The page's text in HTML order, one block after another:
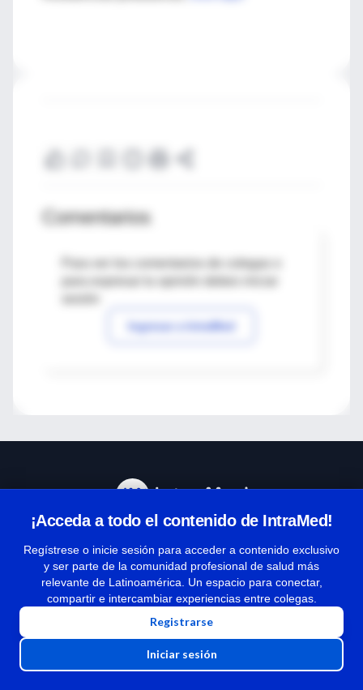
Comentarios
Para ver los comentarios de colegas o
Ingresar a IntraMed
¡Acceda a todo el contenido de IntraMed!
Regístrese o inicie sesión para acceder a contenido exclusivo
y ser parte de la comunidad profesional de salud más
relevante de Latinoamérica. Un espacio para conectar,
compartir e intercambiar experiencias entre colegas.
Registrarse
Iniciar sesión
Términos y condiciones
| Políticas de privacidad
| Todos los derechos reservados | Copyright 1997-2026